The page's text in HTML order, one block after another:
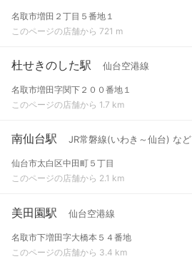
名取市増田２丁目５番地１
このページの店舗から 721 m
杜せきのした駅 仙台空港線
名取市増田字関下２００番地１
このページの店舗から 1.7 km
南仙台駅 JR常磐線(いわき～仙台) など
仙台市太白区中田町５丁目
このページの店舗から 2.1 km
美田園駅 仙台空港線
名取市下増田字大橋本５４番地
このページの店舗から 3.4 km